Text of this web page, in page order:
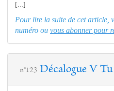
[...]
Pour lire la suite de cet article,
numéro ou vous abonner pour
n°123 Décalogue V